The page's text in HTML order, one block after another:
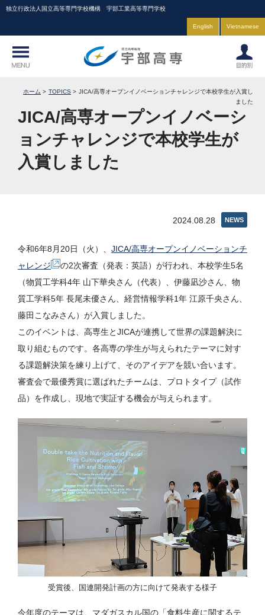
独立行政法人国立高等専門学校機構 宇部工業高等専門学校
English Vietnamese
ホーム TOPICS
JICA/高専オープンイノベーションチャレンジで本校学生が入賞し
ました
JICA/高専オープンイノベーシ
ョンチャレンジで本校学生が
入賞しました
NEWS
2024.08.28
令和6年8月20日（火）、 JICA/高専オープンイノベーションチ
ャレンジ
の2次審査（発表：英語）が行われ、本校学生5名
（物質工学科4年 山下華央さん（代表）、伊藤凪沙さん、物
質工学科5年 長尾未優さん、経営情報学科1年 江原千央さん、
藤田こなみさん）が入賞しました。
このイベントは、高専生とJICAが連携して世界の課題解決に
取り組むものです。各高専の学生が与えられたテーマに対す
る課題解決策を練り上げて、そのアイデアを競い合います。
審査会で最優秀賞に選ばれたチームは、プロトタイプ（試作
品）を作成し、現地で実証する機会が与えられます。
受賞後、国連開発計画の方に向けて発表する様子
今年度のテーマは、マダガスカル国の「食料生産に関するテ